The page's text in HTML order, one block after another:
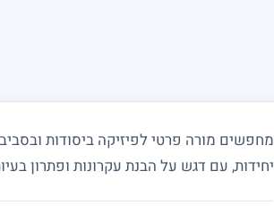
יחידות, עם דגש על הבנת עקרונות ופתרון